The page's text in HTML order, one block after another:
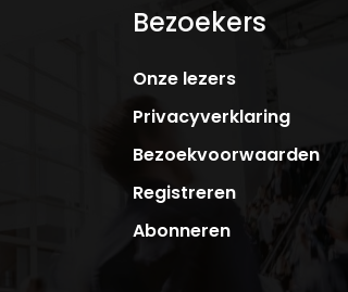
Bezoekers
Onze lezers
Privacyverklaring
Bezoekvoorwaarden
Registreren
Abonneren